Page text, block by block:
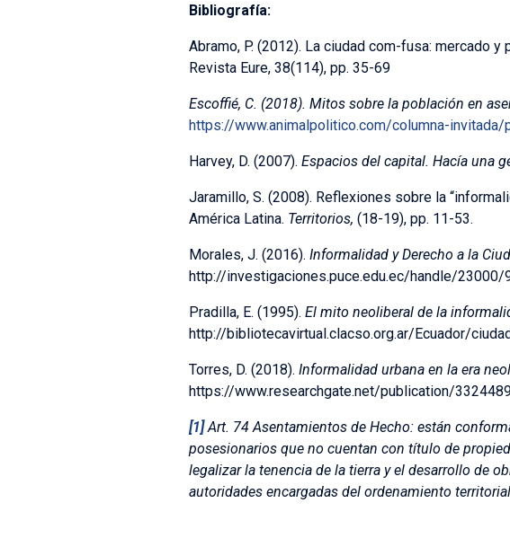
Bibliografía:
Abramo, P. (2012). La ciudad com-fusa: mercado
Revista Eure, 38(114), pp. 35-69
Escoffié, C. (2018). Mitos sobre la población en
https://www.animalpolitico.com/columna-
Harvey, D. (2007). Espacios del capital. Hacía una
Jaramillo, S. (2008). Reflexiones sobre la
América Latina. Territorios, (18-19), pp. 11-53.
Morales, J. (2016). Informalidad y Derecho a la
http://investigaciones.puce.edu.ec/handle/23000/
Pradilla, E. (1995). El mito neoliberal de la
http://bibliotecavirtual.clacso.org.ar/Ecuador/
Torres, D. (2018). Informalidad urbana en la era
https://www.researchgate.net/publication/
[1]Art. 74Asentamientos de Hecho: están
posesionarios que no cuentan con título de
legalizar la tenencia de la tierra y el desarrollo de
autoridades encargadas del ordenamiento